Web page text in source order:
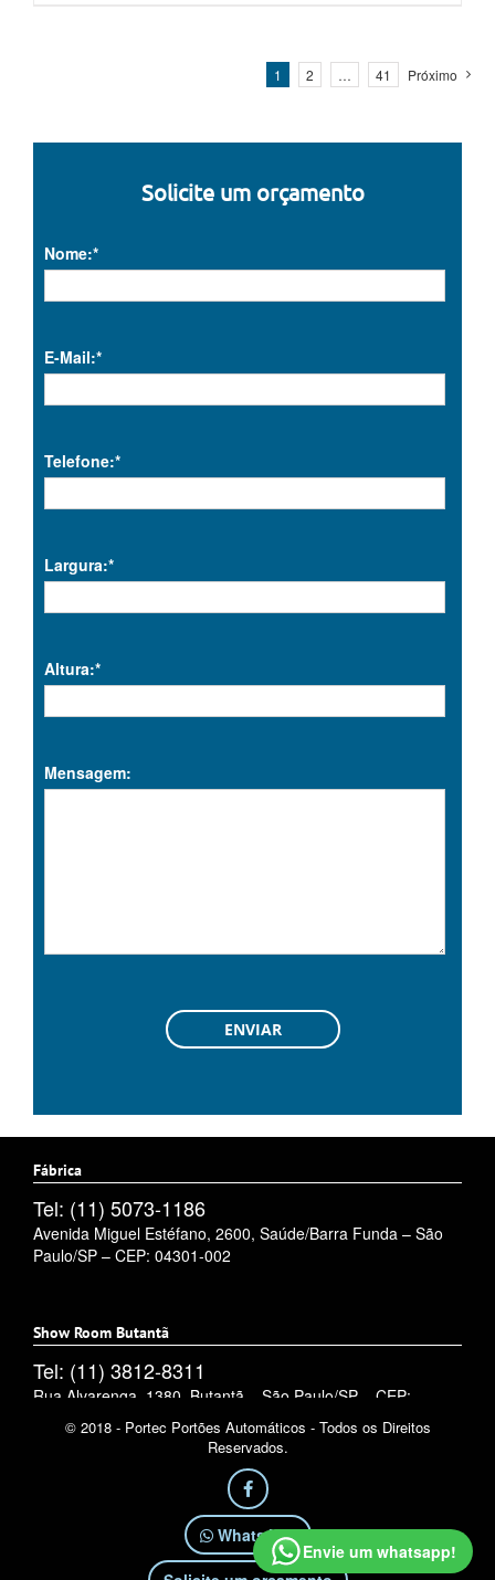
1 2 … 41 Próximo
Solicite um orçamento
Nome:*
E-Mail:*
Telefone:*
Largura:*
Altura:*
Mensagem:
Fábrica
Tel: (11) 5073-1186
Avenida Miguel Estéfano, 2600, Saúde/Barra Funda – São
Paulo/SP – CEP: 04301-002
Show Room Butantã
Tel: (11) 3812-8311
Rua Alvarenga, 1380, Butantã – São Paulo/SP – CEP:
© 2018 - Portec Portões Automáticos - Todos os Direitos
Reservados.
WhatsApp
Envie um whatsapp!